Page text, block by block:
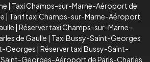
| Taxi Champs-sur-Marne-Aéroport de
| Tarif taxi Champs-sur-Marne-Aéroport
| Réserver taxi Champs-sur-Marne-
de Gaulle | Taxi Bussy-Saint-Georges
Georges | Réserver taxi Bussy-Saint-
Saint-Georges-Aéroport de Paris-Charles